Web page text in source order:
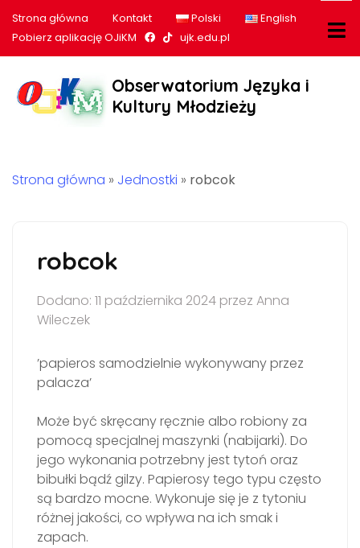
Strona główna Kontakt Polski
English
Pobierz aplikację OJiKM
Nasz profil na Facebook
Nasz profil na tiktok
ujk.edu.pl
Obserwatorium Języka i
Kultury Młodzieży
Strona główna » Jednostki » robcok
robcok
Dodano: 11 października 2024 przez Anna
Wileczek
’papieros samodzielnie wykonywany przez
palacza’
Może być skręcany ręcznie albo robiony za
pomocą specjalnej maszynki (nabijarki). Do
jego wykonania potrzebny jest tytoń oraz
bibułki bądź gilzy. Papierosy tego typu często
są bardzo mocne. Wykonuje się je z tytoniu
różnej jakości, co wpływa na ich smak i
zapach.